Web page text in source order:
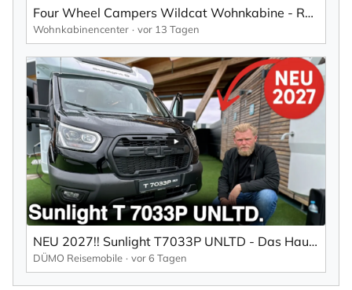
Four Wheel Campers Wildcat Wohnkabine - Rollover Couch sowie WKC Design und Technik Paket
Wohnkabinencenter vor 13 Tagen
NEU 2027!! Sunlight T7033P UNLTD - Das Haus auf 4 Rädern
DÜMO Reisemobile vor 6 Tagen